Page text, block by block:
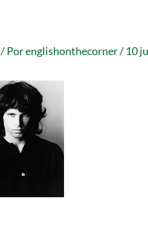
/ Porenglishonthecorner/ 10